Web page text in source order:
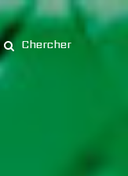
Chercher